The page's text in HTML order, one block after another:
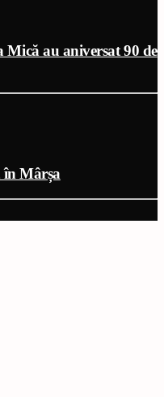
au aniversat 90 de
în Mârșa